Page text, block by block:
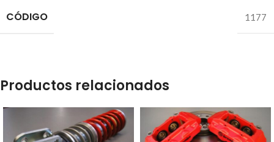
CÓDIGO 1177
Productos relacionados